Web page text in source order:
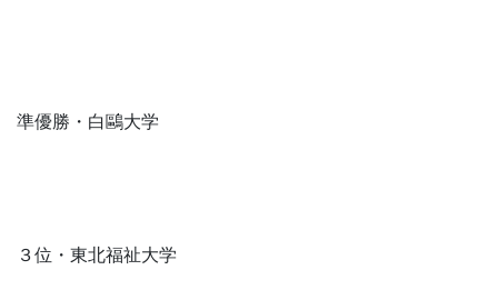
準優勝・白鷗大学
３位・東北福祉大学